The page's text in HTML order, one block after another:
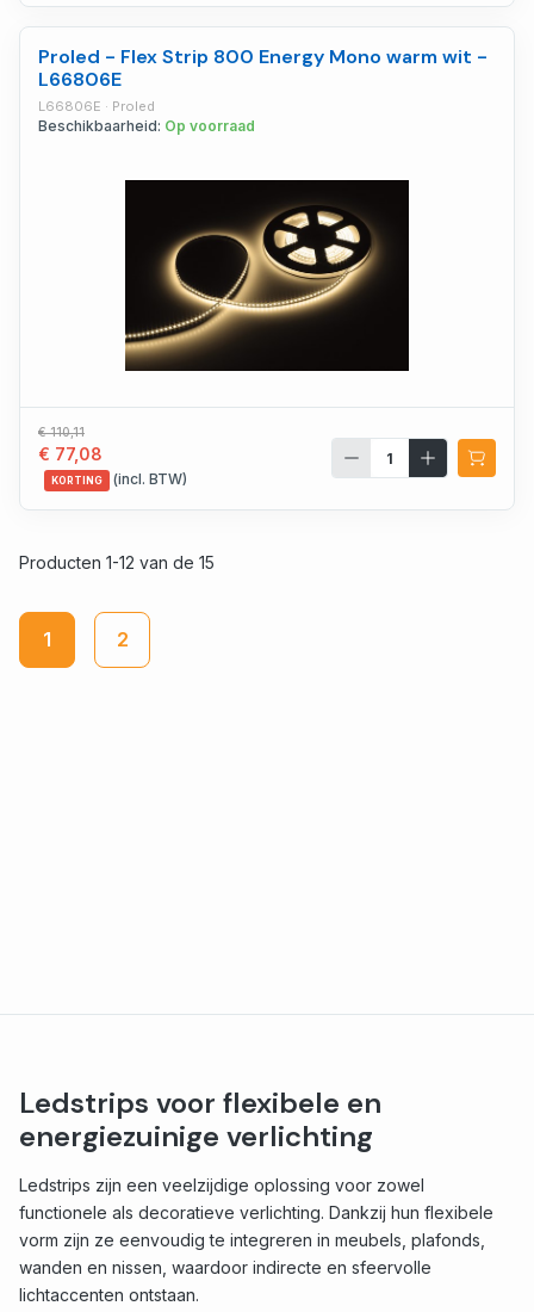
Proled - Flex Strip 800 Energy Mono warm wit -
L66806E
L66806E · Proled
Beschikbaarheid: Op voorraad
€ 110,11
€ 77,08
KORTING (incl. BTW)
Producten 1-12 van de 15
1 2
Ledstrips voor flexibele en
energiezuinige verlichting
Ledstrips zijn een veelzijdige oplossing voor zowel
functionele als decoratieve verlichting. Dankzij hun flexibele
vorm zijn ze eenvoudig te integreren in meubels, plafonds,
wanden en nissen, waardoor indirecte en sfeervolle
lichtaccenten ontstaan.